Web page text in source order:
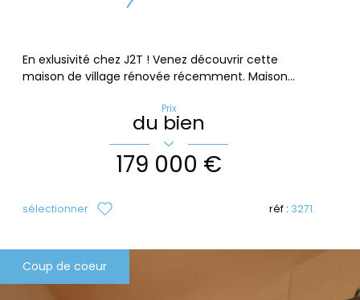
En exlusivité chez J2T ! Venez découvrir cette
maison de village rénovée récemment. Maison...
Prix
du bien
179 000 €
sélectionner réf : 3271.
Coup de coeur